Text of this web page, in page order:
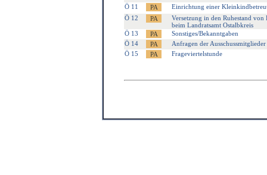
Ö 11
Einrichtung einer
Ö 12
Versetzung in den Ruhestand von
beim Landratsamt Ostalbkreis
Ö 13
Sonstiges/Bekanntgaben
Ö 14
Anfragen der Ausschussmitglieder
Ö 15
Frageviertelstunde